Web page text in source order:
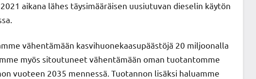
aikana lähes täysimääräisen uusiutuvan dieselin käytön
vähentämään kasvihuonekaasupäästöjä 20 miljoonalla
myös sitoutuneet vähentämään oman tuotantomme
vuoteen 2035 mennessä. Tuotannon lisäksi haluamme